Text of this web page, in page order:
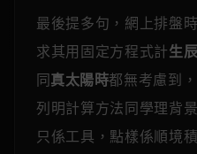
最後提多句，網上排盤
求其用固定方程式計生
同真太陽時都無考慮到
列明計算方法同學理背
只係工具，點樣係順境